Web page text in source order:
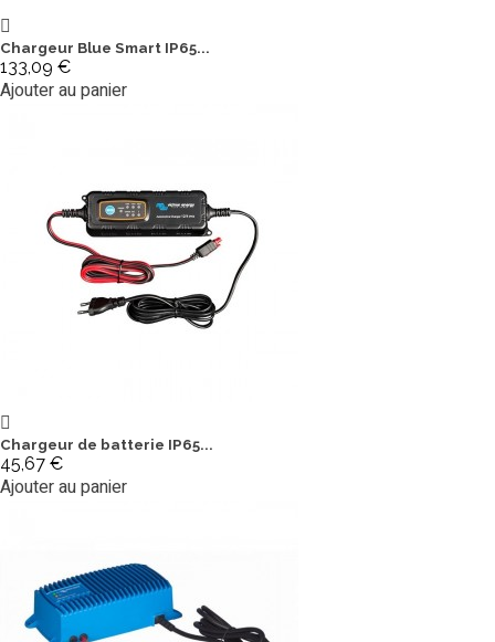
Chargeur Blue Smart IP65...
133,09 €
Ajouter au panier
Chargeur de batterie IP65...
45,67 €
Ajouter au panier